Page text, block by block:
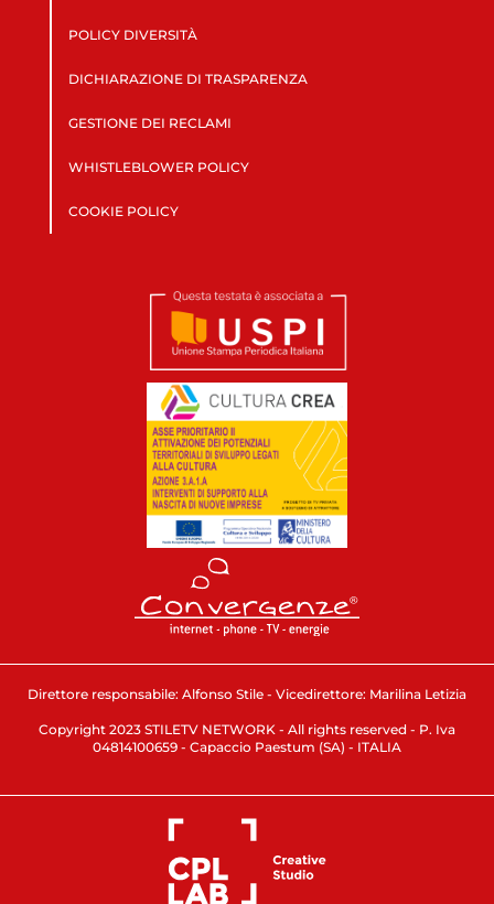
POLICY DIVERSITÀ
DICHIARAZIONE DI TRASPARENZA
GESTIONE DEI RECLAMI
WHISTLEBLOWER POLICY
COOKIE POLICY
Direttore responsabile: Alfonso Stile - Vicedirettore: Marilina Letizia
Copyright 2023 STILETV NETWORK - All rights reserved - P. Iva
04814100659 - Capaccio Paestum (SA) - ITALIA